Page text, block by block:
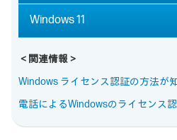
Windows 11
＜関連情報＞
Windows ライセンス認証の方法が
電話によるWindowsのライセンス